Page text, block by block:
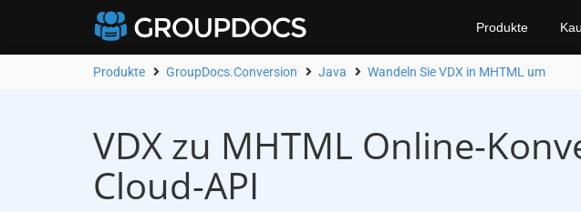
Produkte
Produkte GroupDocs.Conversion Java Wandeln Sie VDX in MHTML um
VDX zu MHTML Online-
Cloud-API